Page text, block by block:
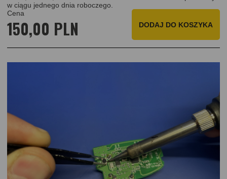
w ciągu jednego dnia roboczego.
Cena
150,00 PLN DODAJ DO KOSZYKA